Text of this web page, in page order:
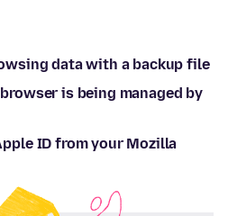
data with a backup file
is being managed by
ID from your Mozilla